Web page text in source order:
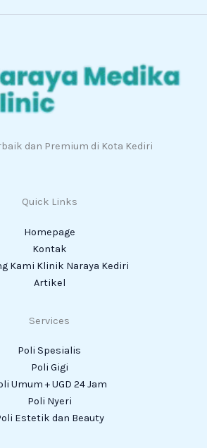
dan Premium di Kota Kediri
Quick Links
Homepage
Kontak
Kami Klinik Naraya Kediri
Artikel
Services
Poli Spesialis
Poli Gigi
Umum + UGD 24 Jam
Poli Nyeri
Estetik dan Beauty